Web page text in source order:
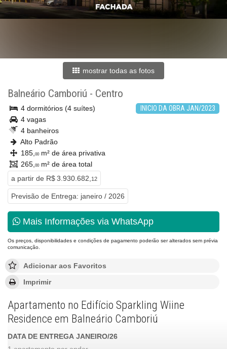
mostrar todas as fotos
Balneário Camboriú - Centro
INICIO DA OBRA JAN/2023
4 dormitórios (4 suítes)
4 vagas
4 banheiros
Alto Padrão
185, 00m² de área privativa
265, 00m² de área total
a partir de R$ 3.930.682, 12
Previsão de Entrega: janeiro / 2026
Mais Informações via WhatsApp
Os preços, disponibilidades e condições de pagamento poderão ser alterados sem prévia
comunicação.
Adicionar aos Favoritos
Imprimir
Apartamento no Edifício Sparkling Wiine
Residence em Balneário Camboriú
DATA DE ENTREGA JANEIRO/26